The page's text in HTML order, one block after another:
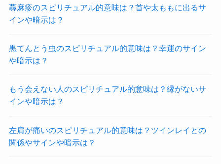
蕁麻疹のスピリチュアル的意味は？首や太ももに出るサ
インや暗示は？
黒てんとう虫のスピリチュアル的意味は？幸運のサイン
や暗示は？
もう会えない人のスピリチュアル的意味は？縁がないサ
インや暗示は？
左肩が痛いのスピリチュアル的意味は？ツインレイとの
関係やサインや暗示は？